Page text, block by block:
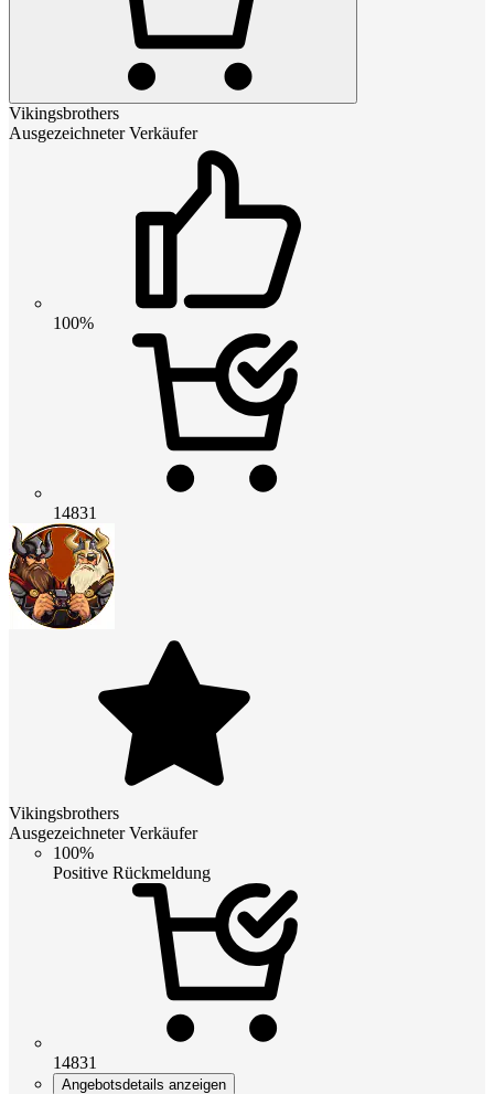
Vikingsbrothers
Ausgezeichneter Verkäufer
100%
14831
Vikingsbrothers
Ausgezeichneter Verkäufer
100%
Positive Rückmeldung
14831
Angebotsdetails anzeigen